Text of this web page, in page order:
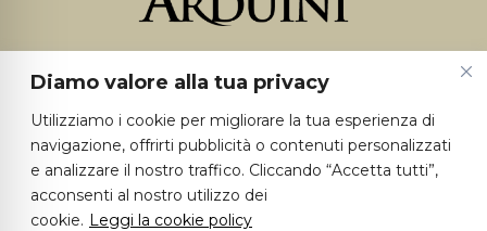
Diamo valore alla tua privacy
Utilizziamo i cookie per migliorare la tua esperienza di
navigazione, offrirti pubblicità o contenuti personalizzati
e analizzare il nostro traffico. Cliccando “Accetta tutti”,
acconsenti al nostro utilizzo dei
cookie. Leggi la cookie policy